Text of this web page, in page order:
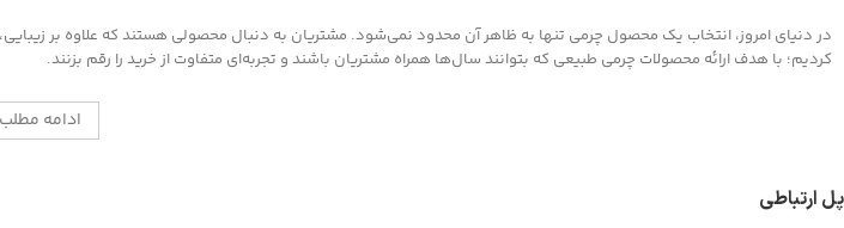
در دنیای امروز، انتخاب یک محصول چرمی تنها به ظاهر آن محدود نمی‌شود. مشتریان به دنبال محصولی هستند که علاوه بر
کردیم؛ با هدف ارائه محصولات چرمی طبیعی که بتوانند سال‌ها همراه مشتریان باشند و تجربه‌ای متفاوت از خرید را رقم بزنند.
ادامه مطلب
پل ارتباطی